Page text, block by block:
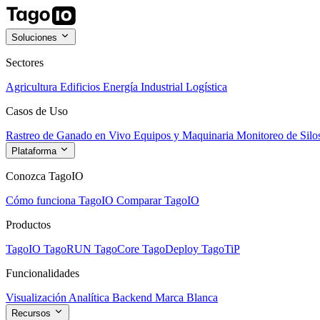
Soluciones
Sectores
Agricultura Edificios Energía Industrial Logística
Casos de Uso
Rastreo de Ganado en Vivo Equipos y Maquinaria Monitoreo de
Plataforma
Conozca TagoIO
Cómo funciona TagoIO Comparar TagoIO
Productos
TagoIO TagoRUN TagoCore TagoDeploy TagoTiP
Funcionalidades
Visualización Analítica Backend Marca Blanca
Recursos